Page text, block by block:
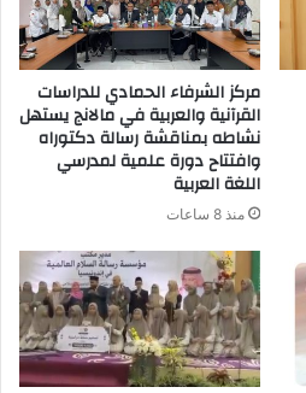
مركز الشرفاء الحمادي للدراسات
القرآنية والعربية في مالانج يستهل
نشاطه بمناقشة رسالة دكتوراه
وافتتاح دورة علمية لمدرسي
اللغة العربية
منذ 8 ساعات